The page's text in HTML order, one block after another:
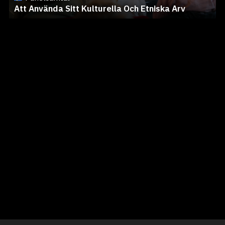
Att Använda Sitt Kulturella Och Etniska Arv